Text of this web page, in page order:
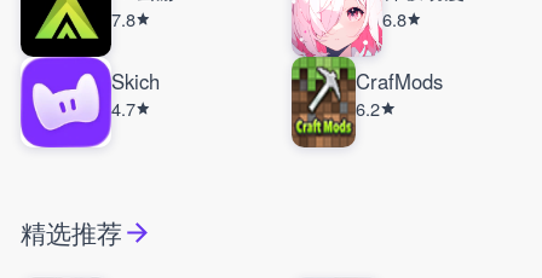
7.8 6.8
Skich
4.7
CrafMods
6.2
精选推荐